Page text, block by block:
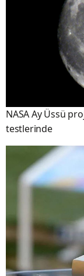
NASA Ay Üssü
testlerinde